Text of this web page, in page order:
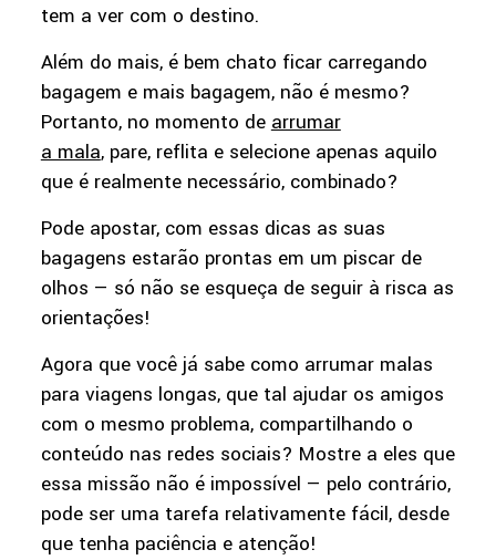
tem a ver com o destino.
Além do mais, é bem chato ficar carregando
bagagem e mais bagagem, não é mesmo?
Portanto, no momento dearrumar
a mala, pare, reflita e selecione apenas aquilo
que é realmente necessário, combinado?
Pode apostar, com essas dicas as suas
bagagens estarão prontas em um piscar de
olhos — só não se esqueça de seguir à risca as
orientações!
Agora que você já sabe como arrumar malas
para viagens longas, que tal ajudar os amigos
com o mesmo problema, compartilhando o
conteúdo nas redes sociais? Mostre a eles que
essa missão não é impossível — pelo contrário,
pode ser uma tarefa relativamente fácil, desde
que tenha paciência e atenção!